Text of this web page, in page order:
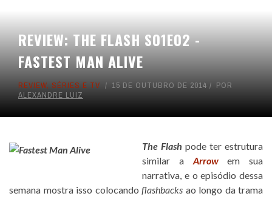
REVIEW: THE FLASH S01E02 -
FASTEST MAN ALIVE
REVIEW, SÉRIES E TV 15 DE OUTUBRO DE 2014
POR
ALEXANDRE LUIZ
The Flash pode ter estrutura
similar a Arrowem sua
narrativa, e o episódio dessa
semana mostra isso colocando flashbacks ao longo da trama